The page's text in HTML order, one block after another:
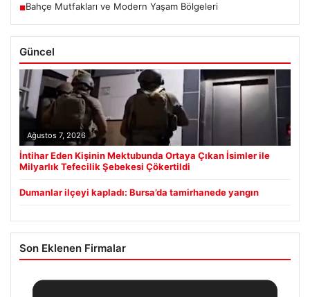
■Bahçe Mutfakları ve Modern Yaşam Bölgeleri
Güncel
Ağustos 7, 2026
İntihar Eden Kişinin Mektubunda Ortaya Çıkan İsimler ile
Milyarlık Tefecilik Şebekesi Çökertildi
Dumanlar ilçeyi kapladı: Bursa’da tamirhanede yangın
Son Eklenen Firmalar